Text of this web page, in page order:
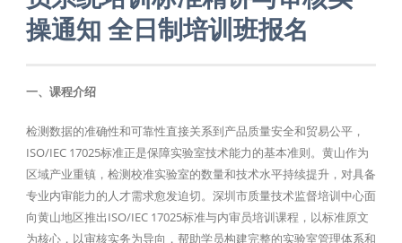
操通知 全日制培训班报名
一、课程介绍
检测数据的准确性和可靠性直接关系到产品质量安全和贸易公平，
ISO/IEC 17025标准正是保障实验室技术能力的基本准则。黄山作为
区域产业重镇，检测校准实验室的数量和技术水平持续提升，对具备
专业内审能力的人才需求愈发迫切。深圳市质量技术监督培训中心面
向黄山地区推出ISO/IEC 17025标准与内审员培训课程，以标准原文
为核心，以审核实务为导向，帮助学员构建完整的实验室管理体系和